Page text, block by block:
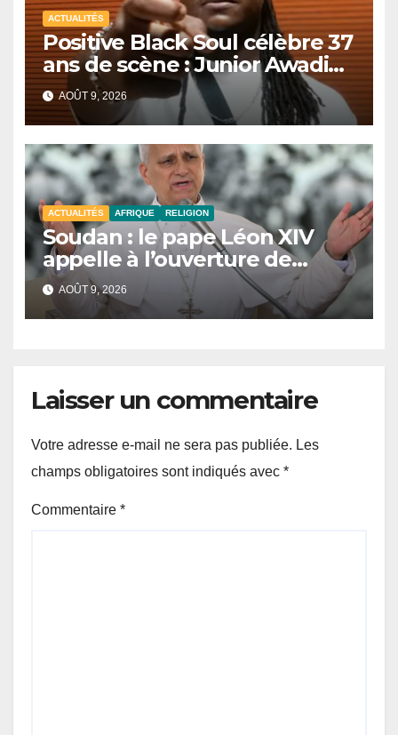
ACTUALITÉS
Positive Black Soul célèbre 37
ans de scène : Junior Awadi
face à un héritage
générationnel
AOÛT 9, 2026
ACTUALITÉS AFRIQUE RELIGION
Soudan : le pape Léon XIV
appelle à l’ouverture de
couloirs humanitaires
AOÛT 9, 2026
Laisser un commentaire
Votre adresse e-mail ne sera pas publiée. Les
champs obligatoires sont indiqués avec *
Commentaire *